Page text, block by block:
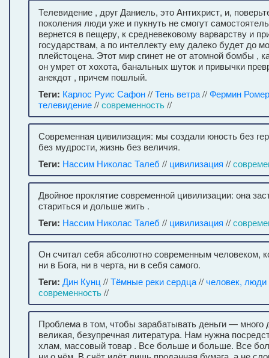
Телевидение , друг Даниель, это Антихрист, и,
поколения люди уже и пукнуть не смогут
вернется в пещеру, к средневековому варварству и
государствам, а по интеллекту ему далеко будет до
плейстоцена. Этот мир сгинет не от атомной бомбы ,
он умрет от хохота, банальных шуток и привычки
анекдот , причем пошлый.
Теги: Карлос Руис Сафон//Тень ветра//Фермин
телевидение//современность//
Современная цивилизация: мы создали юность без
без мудрости, жизнь без величия.
Теги: Нассим Николас Талеб // цивилизация //
Двойное проклятие современной цивилизации: она
стариться и дольше жить .
Теги: Нассим Николас Талеб // цивилизация //
Он считал себя абсолютно современным человеком,
ни в Бога, ни в черта, ни в себя самого.
Теги: Дин Кунц //Тёмные реки сердца//человек, люди
современность//
Проблема в том, чтобы зарабатывать деньги — много
великая, безупречная литература. Нам нужна
хлам, массовый товар . Все больше и больше. Все